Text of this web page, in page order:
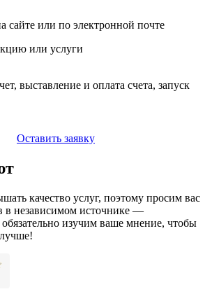
сайте или по электронной почте
выставление и оплата счета, запуск
Оставить заявку
качество услуг, поэтому просим вас
в независимом источнике —
изучим ваше мнение, чтобы